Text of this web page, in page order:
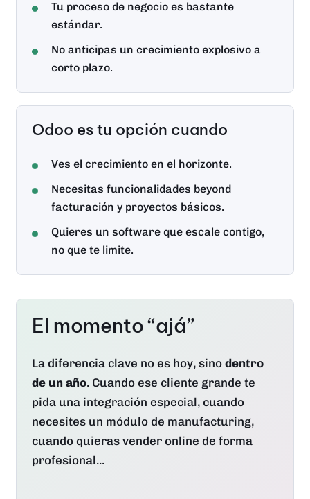
Tu proceso de negocio es bastante
estándar.
No anticipas un crecimiento explosivo a
corto plazo.
Odoo es tu opción cuando
Ves el crecimiento en el horizonte.
Necesitas funcionalidades beyond
facturación y proyectos básicos.
Quieres un software que escale contigo,
no que te limite.
El momento “ajá”
La diferencia clave no es hoy, sinodentro
de un año. Cuando ese cliente grande te
pida una integración especial, cuando
necesites un módulo de manufacturing,
cuando quieras vender online de forma
profesional...